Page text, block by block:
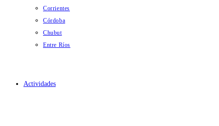
Corrientes
Córdoba
Chubut
Entre Ríos
Actividades